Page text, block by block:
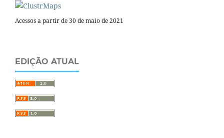
Acessos a partir de 30 de maio de 2021
EDIÇÃO ATUAL